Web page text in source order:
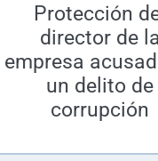
Protección
director de
empresa
un delito de
corrupción